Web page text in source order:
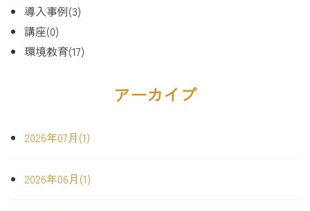
導入事例(3)
講座(0)
環境教育(17)
アーカイブ
2026年07月(1)
2026年06月(1)